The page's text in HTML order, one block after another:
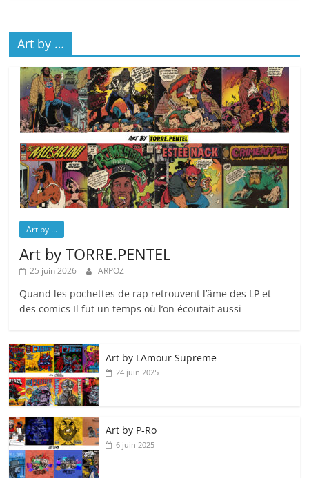
Art by …
Art by ...
Art by TORRE.PENTEL
25 juin 2026 ARPOZ
Quand les pochettes de rap retrouvent l’âme des LP et
des comics Il fut un temps où l’on écoutait aussi
Art by LAmour Supreme
24 juin 2025
Art by P‑Ro
6 juin 2025